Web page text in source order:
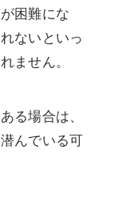
困難にな
ないといっ
ません。
る場合は、
んでいる可